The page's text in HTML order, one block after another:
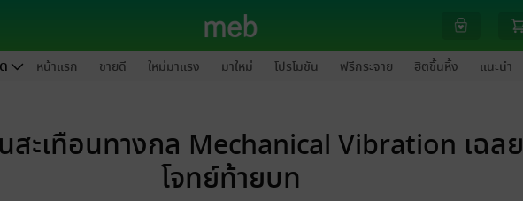
หน้าแรก ขายดี ใหม่มาแรง มาใหม่ โปรโมชัน ฟรีกระจาย ฮิตขึ้นหิ้ง แนะนำ
สะเทือนทางกล Mechanical Vibration เฉลย
โจทย์ท้ายบท